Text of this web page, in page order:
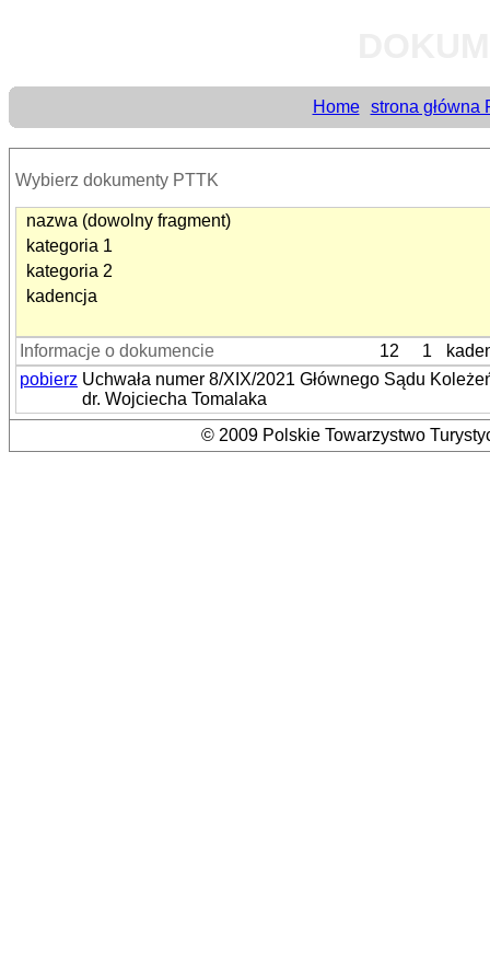
Home strona główna
Wybierz dokumenty PTTK
nazwa (dowolny fragment)
kategoria 1
kategoria 2
kadencja
Informacje o dokumencie 12 1
pobierz Uchwała numer 8/XIX/2021 Głównego Sądu
dr. Wojciecha Tomalaka
© 2009 Polskie Towarzystwo